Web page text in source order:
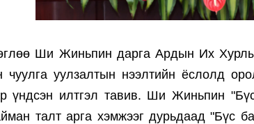
Ши Жиньпин дарга Ардын Их
уулзалтын нээлтийн ёслолд
үндсэн илтгэл тавив. Ши Жиньпин
талт арга хэмжээг дурьдаад "Бүс